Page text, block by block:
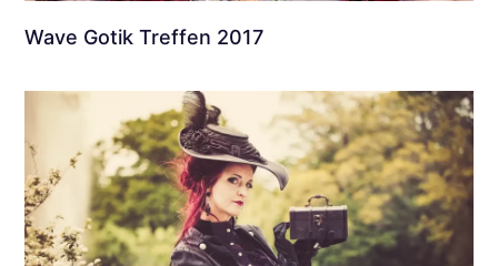
Wave Gotik Treffen 2017